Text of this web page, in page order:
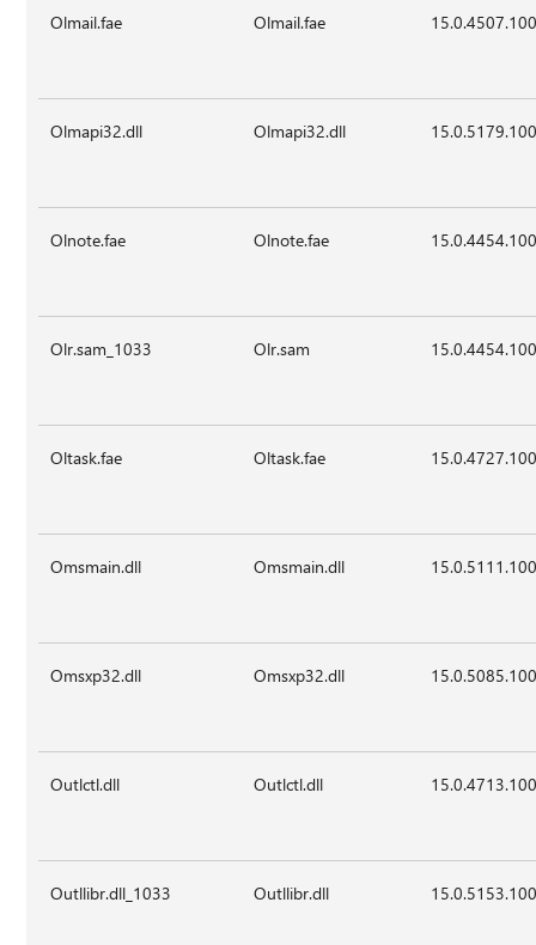
Olmail.fae Olmail.fae
Olmapi32.dll Olmapi32.dll
Olnote.fae Olnote.fae
Olr.sam_1033 Olr.sam
Oltask.fae Oltask.fae
Omsmain.dll Omsmain.dll
Omsxp32.dll Omsxp32.dll
Outlctl.dll Outlctl.dll
Outllibr.dll_1033 Outllibr.dll